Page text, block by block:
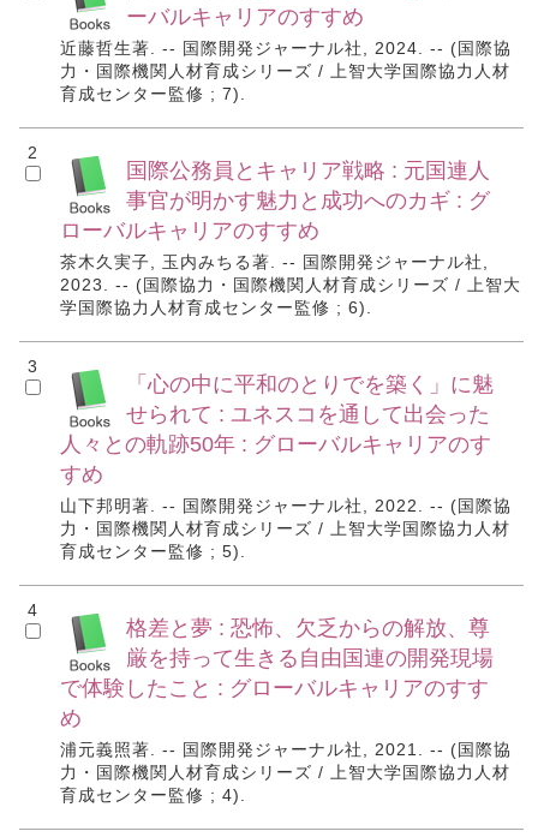
ーバルキャリアのすすめ
近藤哲生著. -- 国際開発ジャーナル社, 2024. -- (国際協
力・国際機関人材育成シリーズ / 上智大学国際協力人材
育成センター監修 ; 7).
2
国際公務員とキャリア戦略 : 元国連人
事官が明かす魅力と成功へのカギ : グ
ローバルキャリアのすすめ
茶木久実子, 玉内みちる著. -- 国際開発ジャーナル社,
2023. -- (国際協力・国際機関人材育成シリーズ / 上智大
学国際協力人材育成センター監修 ; 6).
3
「心の中に平和のとりでを築く」に魅
せられて : ユネスコを通して出会った
人々との軌跡50年 : グローバルキャリアのす
すめ
山下邦明著. -- 国際開発ジャーナル社, 2022. -- (国際協
力・国際機関人材育成シリーズ / 上智大学国際協力人材
育成センター監修 ; 5).
4
格差と夢 : 恐怖、欠乏からの解放、尊
厳を持って生きる自由国連の開発現場
で体験したこと : グローバルキャリアのすす
め
浦元義照著. -- 国際開発ジャーナル社, 2021. -- (国際協
力・国際機関人材育成シリーズ / 上智大学国際協力人材
育成センター監修 ; 4).